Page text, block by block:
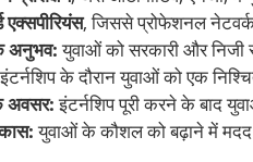
एक्सपीरियंस, जिससे प्रोफेशनल
अनुभव:युवाओं को सरकारी और निजी
इंटर्नशिप के दौरान युवाओं को एक
अवसर:इंटर्नशिप पूरी करने के बाद
युवाओं के कौशल को बढ़ाने में